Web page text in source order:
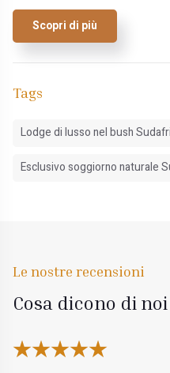
Scopri di più
Tags
Lodge di lusso nel bush
Esclusivo soggiorno naturale
Le nostre recensioni
Cosa dicono di